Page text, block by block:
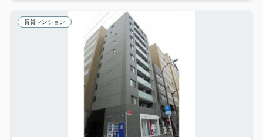
賃貸マンション